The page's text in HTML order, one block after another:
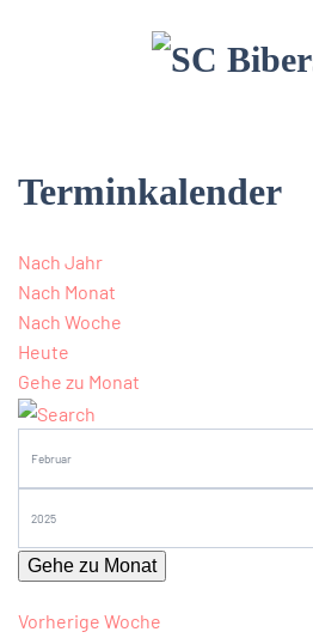
Terminkalender
Nach Jahr
Nach Monat
Nach Woche
Heute
Gehe zu Monat
Gehe zu Monat
Vorherige Woche